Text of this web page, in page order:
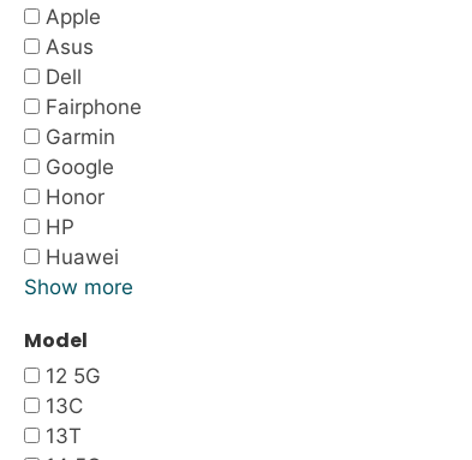
Apple
Asus
Dell
Fairphone
Garmin
Google
Honor
HP
Huawei
Show more
Model
12 5G
13C
13T